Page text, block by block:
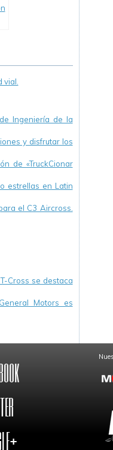
Ingeniería de la
y disfrutar los
de «TruckCionar
estrellas en Latin
el C3 Aircross.
Cross se destaca
Motors es